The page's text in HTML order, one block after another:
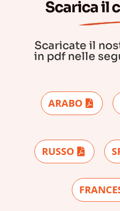
Scarica il
Scaricate il
in pdf nelle
ARABO
RUSSO